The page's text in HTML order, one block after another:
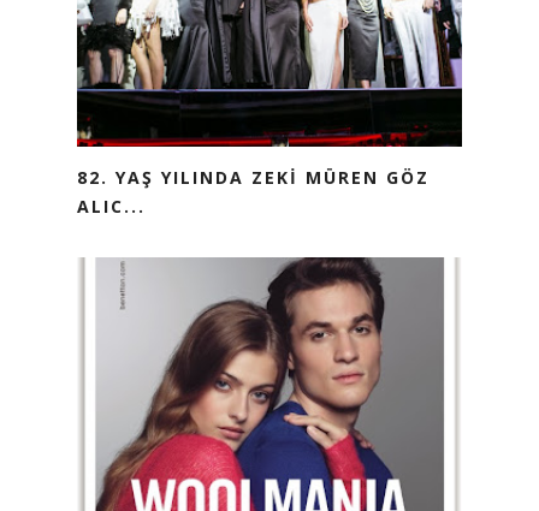
82. YAŞ YILINDA ZEKİ MÜREN GÖZ
ALIC...